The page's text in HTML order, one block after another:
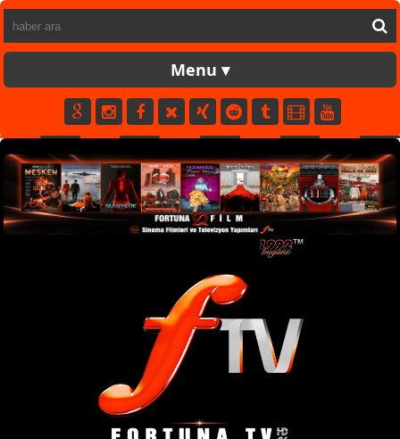
FORTUNATV
YAPIM
FİLM
MÜZİK
SPOR
KÜNYE